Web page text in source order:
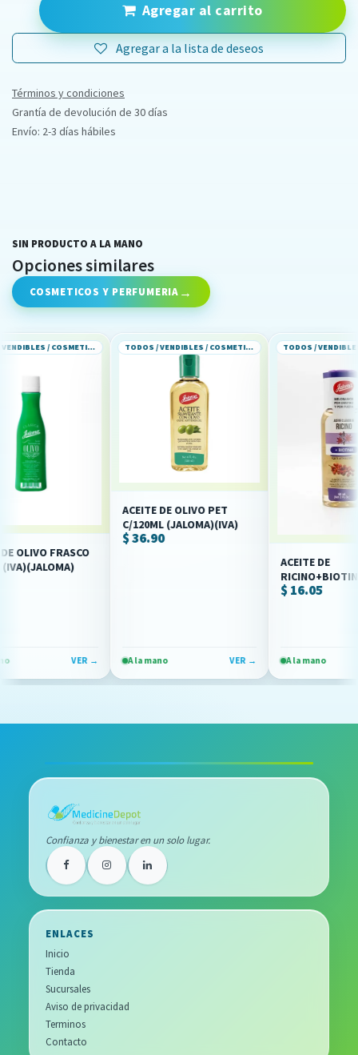
Agregar al carrito
Agregar a la lista de deseos
Términos y condiciones
Grantía de devolución de 30 días
Envío: 2-3 días hábiles
SIN PRODUCTO A LA MANO
Opciones similares
COSMETICOS Y PERFUMERIA
TODOS / VENDIBLES / COSMETICOS Y PERFUMERIA
FRASCO
VER →
TODOS / VENDIBLES / COSMETICOS Y PERFUMERIA
ACEITE DE OLIVO PET
C/120ML (JALOMA)(IVA)
$ 36.90
A la mano VER →
ACEITE DE
RICINO+BIOTINA
/60ML (IVA) JALOMA
$ 16.05
A la mano
Confianza y bienestar en un solo lugar.
ENLACES
Inicio
Tienda
Sucursales
Aviso de privacidad
Terminos
Contacto